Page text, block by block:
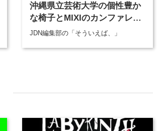
沖縄県立芸術大学の個性豊か
な椅子とMIXIのカンファレン
ス
JDN編集部の「そういえば、」